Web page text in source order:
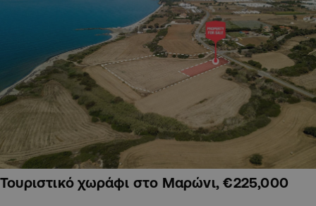
Τουριστικό χωράφι στο Μαρώνι, €225,000